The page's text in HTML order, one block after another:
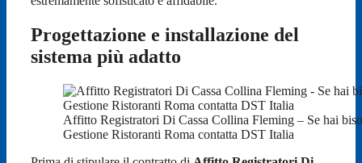
Progettazione e installazione del
sistema più adatto
Affitto Registratori Di Cassa Collina Fleming – Se hai
Gestione Ristoranti Roma contatta DST Italia